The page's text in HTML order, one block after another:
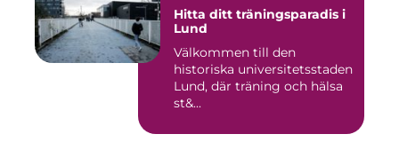
Hitta ditt träningsparadis i
Lund
Välkommen till den
historiska universitetsstaden
Lund, där träning och hälsa
st&...